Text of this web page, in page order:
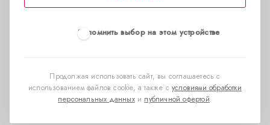
Запомнить выбор на этом устройстве
Продолжая использовать сайт, вы соглашаетесь с
использованием файлов cookie, а также сусловиями обработки
персональных данныхи публичной офертой.